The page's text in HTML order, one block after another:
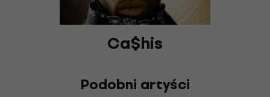
Ca$his
Podobni artyści